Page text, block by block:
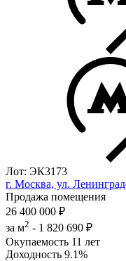
Лот: ЭК3173
г. Москва, ул.
Продажа помещения
26 400 000 ₽
за м2 - 1 820 690 ₽
Окупаемость 11 лет
Доходность 9.1%